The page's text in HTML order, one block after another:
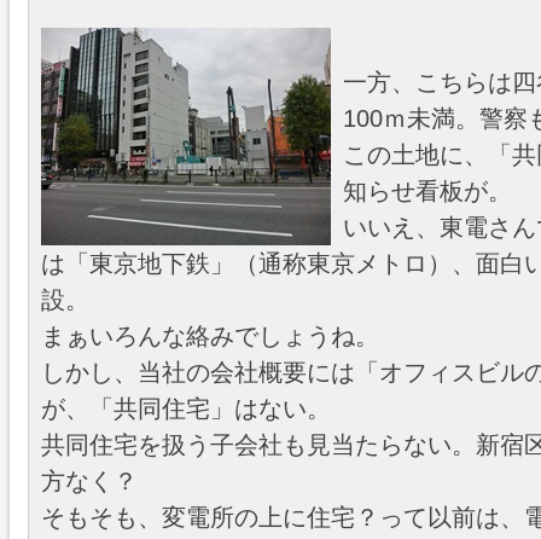
一方、こちらは
100ｍ未満。警察
この土地に、「
知らせ看板が。
いいえ、東電さ
は「東京地下鉄」（通称東京メトロ）、面白
設。
まぁいろんな絡みでしょうね。
しかし、当社の会社概要には「オフィスビル
が、「共同住宅」はない。
共同住宅を扱う子会社も見当たらない。新宿
方なく？
そもそも、変電所の上に住宅？って以前は、